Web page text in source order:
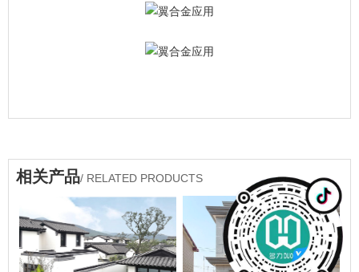
相关产品/ RELATED PRODUCTS